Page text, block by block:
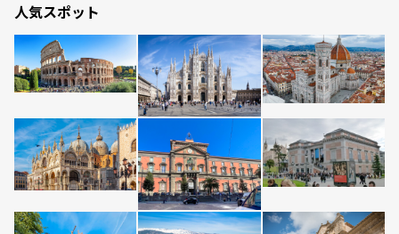
人気スポット